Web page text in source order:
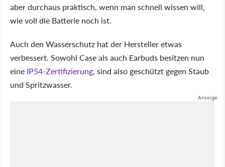
aber durchaus praktisch, wenn man schnell wissen will,
wie voll die Batterie noch ist.
Auch den Wasserschutz hat der Hersteller etwas
verbessert. Sowohl Case als auch Earbuds besitzen nun
eine IP54-Zertifizierung, sind also geschützt gegen Staub
und Spritzwasser.